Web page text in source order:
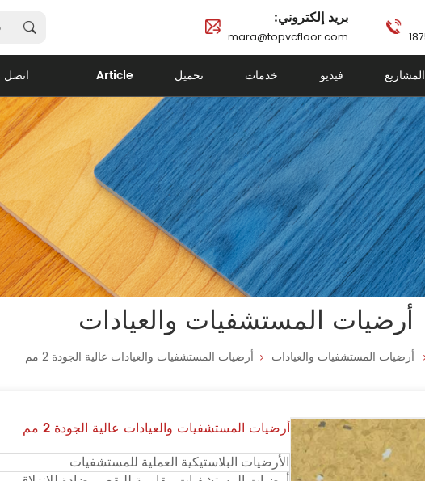
بريد إلكتروني:
mara@topvcfloor.com
المشاريع فيديو خدمات تحميل Article اتصل
أرضيات المستشفيات والعيادات
أرضيات المستشفيات والعيادات أرضيات المستشفيات والعيادات عالية الجودة 2 مم
أرضيات المستشفيات والعيادات عالية الجودة 2 مم
الأرضيات البلاستيكية العملية للمستشفيات